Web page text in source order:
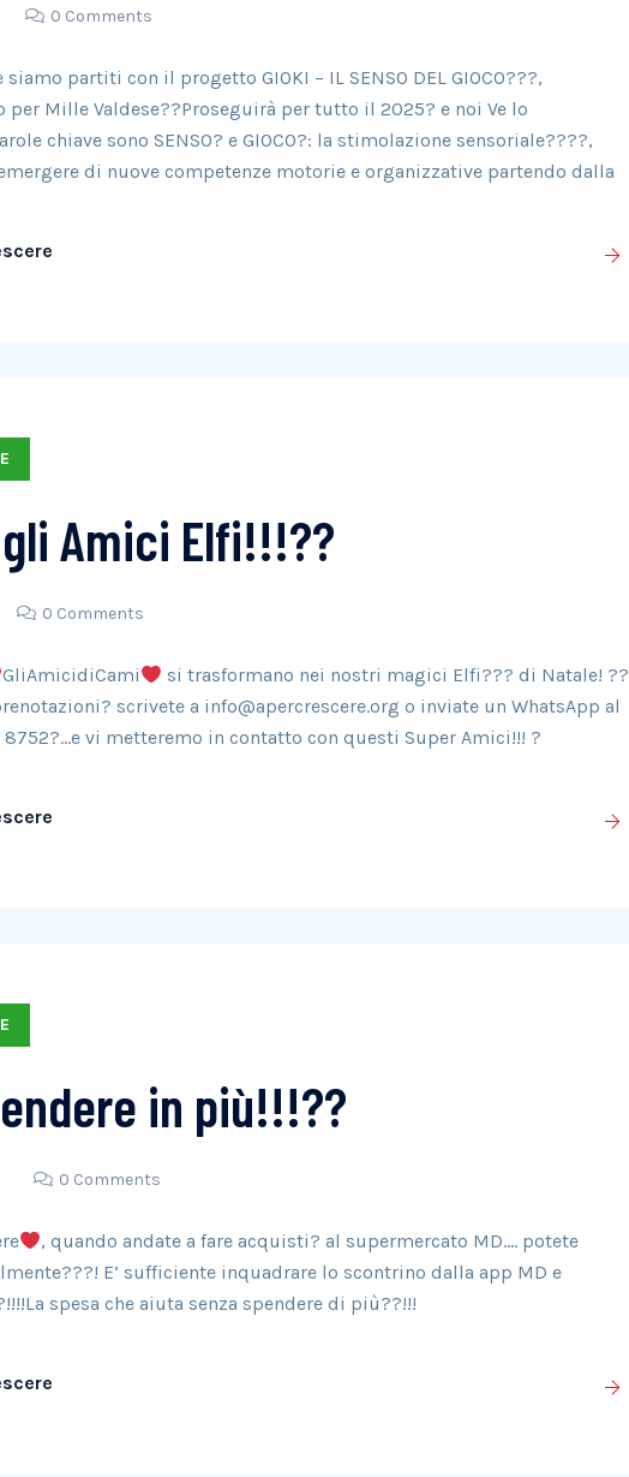
0 Comments
partiti con il progetto GIOKI – IL SENSO DEL GIOCO???,
per Mille Valdese??Proseguirà per tutto il 2025? e noi Ve lo
chiave sono SENSO? e GIOCO?: la stimolazione sensoriale????,
di nuove competenze motorie e organizzative partendo dalla
Amici Elfi!!!??
0 Comments
GliAmicidiCami
si trasformano nei nostri magici Elfi??? di Natale! ??
scrivete a info@apercrescere.org o inviate un WhatsApp al
8752?…e vi metteremo in contatto con questi Super Amici!!! ?
in più!!!??
0 Comments
, quando andate a fare acquisti? al supermercato MD…. potete
E’ sufficiente inquadrare lo scontrino dalla app MD e
spesa che aiuta senza spendere di più??!!!